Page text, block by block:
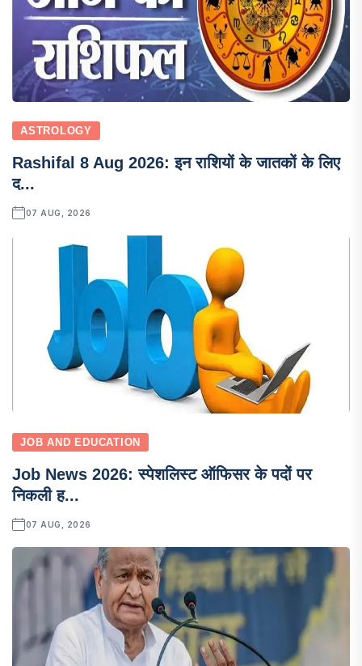
ASTROLOGY
Rashifal 8 Aug 2026: इन राशियों के जातकों के लिए
द...
07 AUG, 2026
JOB AND EDUCATION
Job News 2026: स्पेशलिस्ट ऑफिसर के पदों पर
निकली ह...
07 AUG, 2026